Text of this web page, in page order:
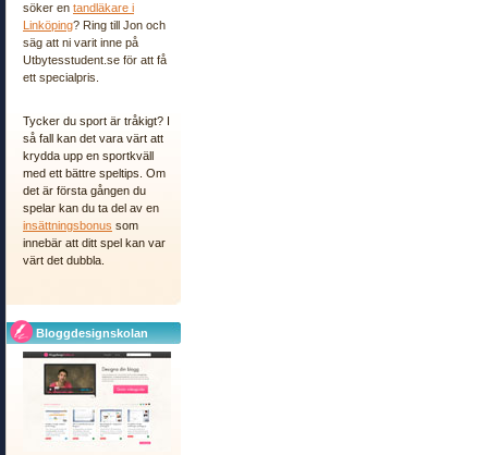
söker en tandläkare i
Linköping? Ring till Jon och
säg att ni varit inne på
Utbytesstudent.se för att få
ett specialpris.
Tycker du sport är tråkigt? I
så fall kan det vara värt att
krydda upp en sportkväll
med ett bättre speltips. Om
det är första gången du
spelar kan du ta del av en
insättningsbonus som
innebär att ditt spel kan var
värt det dubbla.
Bloggdesignskolan